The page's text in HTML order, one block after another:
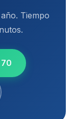
Tiempo
.